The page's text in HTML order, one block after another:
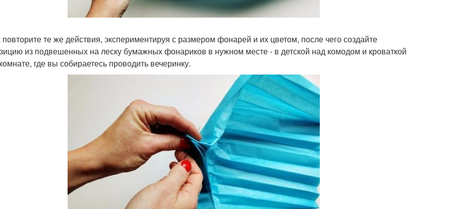
те же действия, экспериментируя с размером фонарей и их цветом, после чего создайте
из подвешенных на леску бумажных фонариков в нужном месте - в детской над комодом и кроваткой
где вы собираетесь проводить вечеринку.